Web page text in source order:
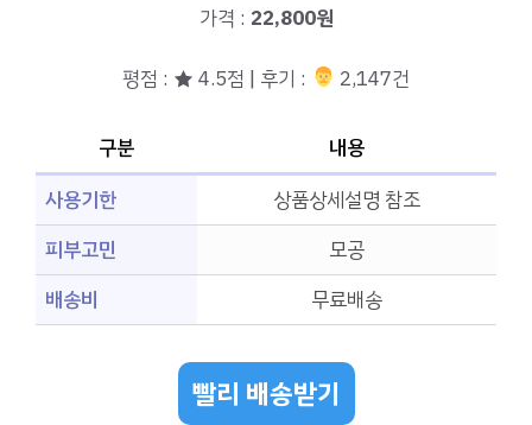
가격 : 22,800원
평점 : ★ 4.5점 | 후기 : ‍‍ 2,147건
구분
내용
사용기한
상품상세설명 참조
피부고민
모공
배송비
무료배송
빨리 배송받기